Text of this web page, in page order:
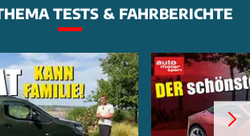
TESTS & FAHRBERICHTE